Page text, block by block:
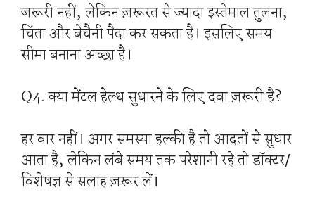
जरूरी नहीं, लेकिन ज़रूरत से ज्यादा इस्तेमाल तुलना,
चिंता और बेचैनी पैदा कर सकता है। इसलिए समय
सीमा बनाना अच्छा है।
Q4. क्या मेंटल हेल्थ सुधारने के लिए दवा ज़रूरी है?
हर बार नहीं। अगर समस्या हल्की है तो आदतों से सुधार
आता है, लेकिन लंबे समय तक परेशानी रहे तो डॉक्टर/
विशेषज्ञ से सलाह ज़रूर लें।